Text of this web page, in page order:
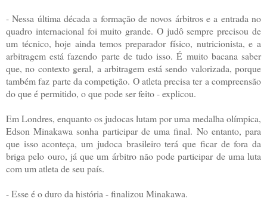
- Nessa última década a formação de novos árbitros e a entrada no
quadro internacional foi muito grande. O judô sempre precisou de
um técnico, hoje ainda temos preparador físico, nutricionista, e a
arbitragem está fazendo parte de tudo isso. É muito bacana saber
que, no contexto geral, a arbitragem está sendo valorizada, porque
também faz parte da competição. O atleta precisa ter a compreensão
do que é permitido, o que pode ser feito - explicou.
Em Londres, enquanto os judocas lutam por uma medalha olímpica,
Edson Minakawa sonha participar de uma final. No entanto, para
que isso aconteça, um judoca brasileiro terá que ficar de fora da
briga pelo ouro, já que um árbitro não pode participar de uma luta
com um atleta de seu país.
- Esse é o duro da história - finalizou Minakawa.